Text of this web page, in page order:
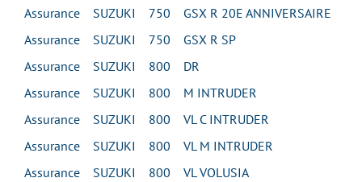
Assurance SUZUKI 750 GSX R 20E ANNIVERSAIRE
Assurance SUZUKI 750 GSX R SP
Assurance SUZUKI 800 DR
Assurance SUZUKI 800 M INTRUDER
Assurance SUZUKI 800 VL C INTRUDER
Assurance SUZUKI 800 VL M INTRUDER
Assurance SUZUKI 800 VL VOLUSIA